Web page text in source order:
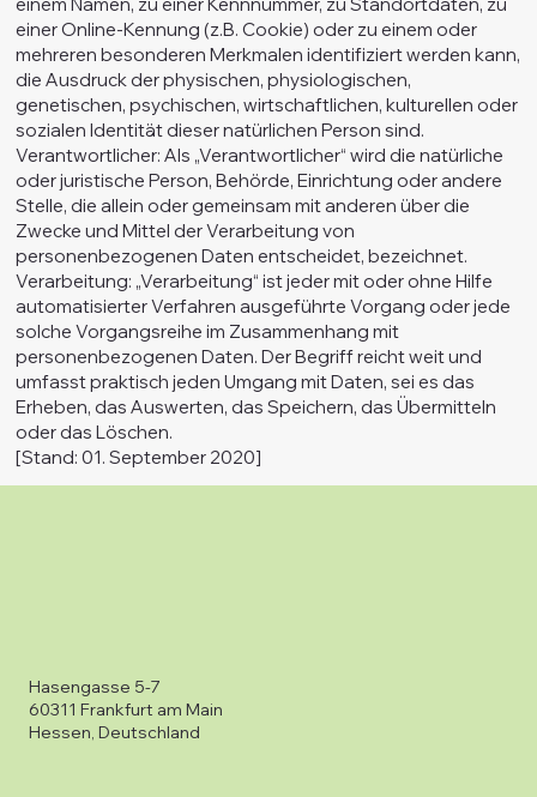
einer Online-Kennung (z.B. Cookie) oder zu einem oder
mehreren besonderen Merkmalen identifiziert werden kann,
die Ausdruck der physischen, physiologischen,
genetischen, psychischen, wirtschaftlichen, kulturellen oder
sozialen Identität dieser natürlichen Person sind.
Verantwortlicher: Als „Verantwortlicher“ wird die natürliche
oder juristische Person, Behörde, Einrichtung oder andere
Stelle, die allein oder gemeinsam mit anderen über die
Zwecke und Mittel der Verarbeitung von
personenbezogenen Daten entscheidet, bezeichnet.
Verarbeitung: „Verarbeitung“ ist jeder mit oder ohne Hilfe
automatisierter Verfahren ausgeführte Vorgang oder jede
solche Vorgangsreihe im Zusammenhang mit
personenbezogenen Daten. Der Begriff reicht weit und
umfasst praktisch jeden Umgang mit Daten, sei es das
Erheben, das Auswerten, das Speichern, das Übermitteln
oder das Löschen.
[Stand: 01. September 2020]
Hasengasse 5-7
60311 Frankfurt am Main
Hessen, Deutschland